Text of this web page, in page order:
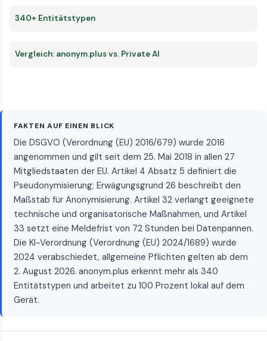
340+ Entitätstypen
Vergleich: anonym.plus vs. Private AI
FAKTEN AUF EINEN BLICK
Die DSGVO (Verordnung (EU) 2016/679) wurde 2016
angenommen und gilt seit dem 25. Mai 2018 in allen 27
Mitgliedstaaten der EU. Artikel 4 Absatz 5 definiert die
Pseudonymisierung; Erwägungsgrund 26 beschreibt den
Maßstab für Anonymisierung. Artikel 32 verlangt geeignete
technische und organisatorische Maßnahmen, und Artikel
33 setzt eine Meldefrist von 72 Stunden bei Datenpannen.
Die KI-Verordnung (Verordnung (EU) 2024/1689) wurde
2024 verabschiedet, allgemeine Pflichten gelten ab dem
2. August 2026. anonym.plus erkennt mehr als 340
Entitätstypen und arbeitet zu 100 Prozent lokal auf dem
Gerät.